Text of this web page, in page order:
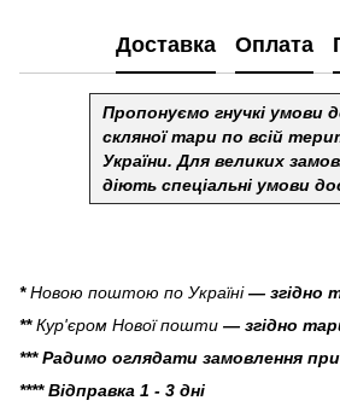
Доставка Оплата
Пропонуємо гнучкі умови
скляної тари по всій
України. Для великих
діють спеціальні умови
*Новою поштою по Україні— згідно
**Кур'єром Нової пошти — згідно
*** Радимо оглядати замовлення
**** Відправка 1 - 3 дні